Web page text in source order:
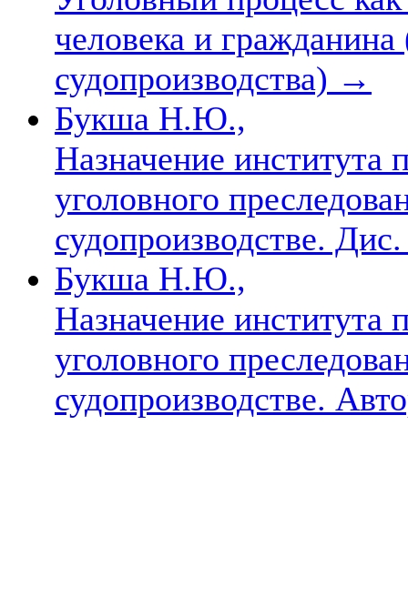
человека и гражданина
судопроизводства) →
Букша Н.Ю.,
Назначение института
уголовного
судопроизводстве.
Букша Н.Ю.,
Назначение института
уголовного
судопроизводстве.